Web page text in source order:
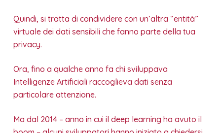
Quindi, si tratta di condividere con un’altra “entità”
virtuale dei dati sensibili che fanno parte della tua
privacy.
Ora, fino a qualche anno fa chi sviluppava
Intelligenze Artificiali raccoglieva dati senza
particolare attenzione.
Ma dal 2014 – anno in cui il deep learning ha avuto il